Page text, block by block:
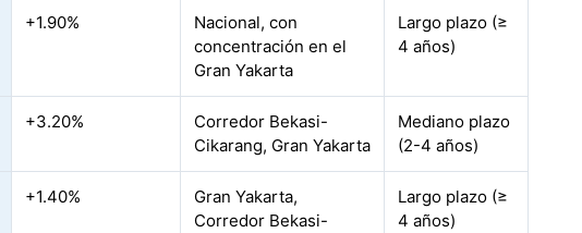
+1.90%
Nacional, con
concentración en el
Gran Yakarta
Largo plazo (≥
4 años)
+3.20%
Corredor Bekasi-
Cikarang, Gran Yakarta
Mediano plazo
(2-4 años)
+1.40%
Gran Yakarta,
Corredor Bekasi-
Largo plazo (≥
4 años)